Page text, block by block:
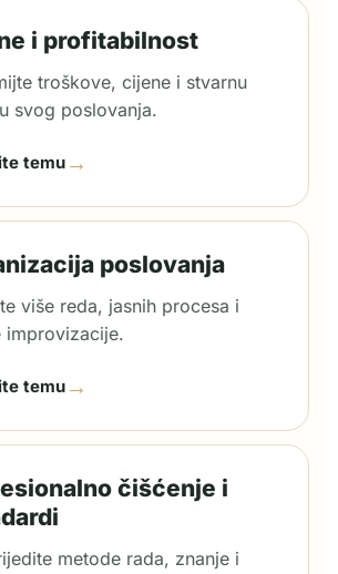
i profitabilnost
troškove, cijene i stvarnu
svog poslovanja.
temu →
poslovanja
više reda, jasnih procesa i
improvizacije.
temu →
čišćenje i
metode rada, znanje i